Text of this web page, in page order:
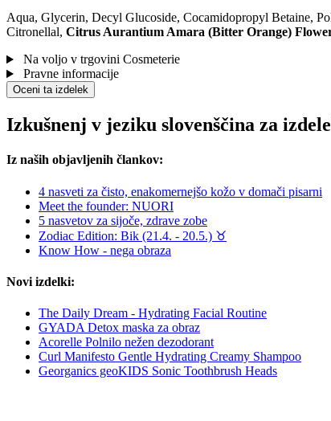
Aqua, Glycerin, Decyl Glucoside, Cocamidopropyl Betaine,
Citronellal, Citrus Aurantium Amara (Bitter Orange)
Na voljo v trgovini Cosmeterie
Pravne informacije
Oceni ta izdelek
Izkušnenj v jeziku slovenščina za
Iz naših objavljenih člankov:
4 nasveti za čisto, enakomernejšo kožo v domači pisarni
Meet the founder: NUORI
5 nasvetov za sijoče, zdrave zobe
Zodiac Edition: Bik (21.4. - 20.5.) ♉︎
Know How - nega obraza
Novi izdelki:
The Daily Dream - Hydrating Facial Routine
GYADA Detox maska za obraz
Acorelle Polnilo nežen dezodorant
Curl Manifesto Gentle Hydrating Creamy Shampoo
Georganics geoKIDS Sonic Toothbrush Heads